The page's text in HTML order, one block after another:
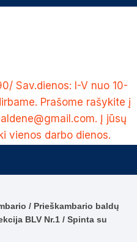
Sav.dienos: I-V nuo 10-
Prašome rašykite į
Į jūsų
vienos darbo dienos.
/ Prieškambario baldų
BLV Nr.1 / Spinta su